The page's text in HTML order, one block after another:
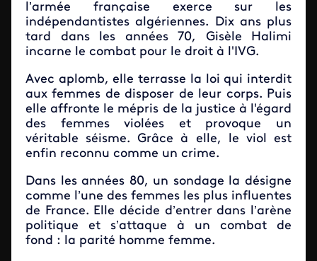
l’armée française exerce sur les
indépendantistes algériennes. Dix ans plus
tard dans les années 70, Gisèle Halimi
incarne le combat pour le droit à l'IVG.
Avec aplomb, elle terrasse la loi qui interdit
aux femmes de disposer de leur corps. Puis
elle affronte le mépris de la justice à l'égard
des femmes violées et provoque un
véritable séisme. Grâce à elle, le viol est
enfin reconnu comme un crime.
Dans les années 80, un sondage la désigne
comme l’une des femmes les plus influentes
de France. Elle décide d’entrer dans l’arène
politique et s’attaque à un combat de
fond : la parité homme femme.